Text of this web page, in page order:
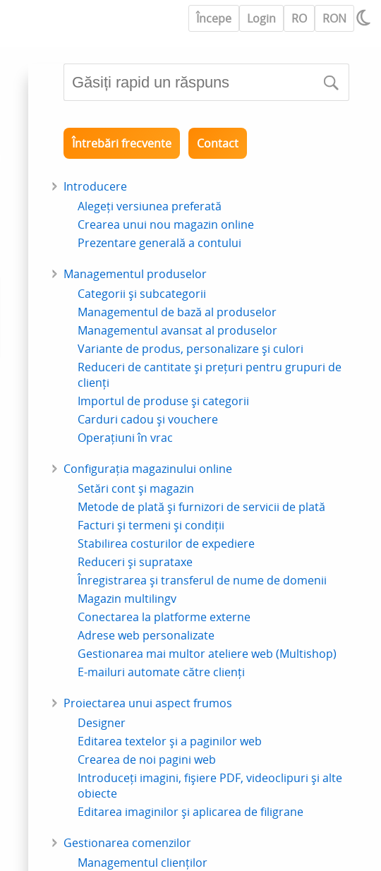
Începe Login RO RON
Întrebări frecvente Contact
Introducere
Alegeți versiunea preferată
Crearea unui nou magazin online
Prezentare generală a contului
Managementul produselor
Categorii și subcategorii
Managementul de bază al produselor
Managementul avansat al produselor
Variante de produs, personalizare și culori
Reduceri de cantitate și prețuri pentru grupuri de
clienți
Importul de produse și categorii
Carduri cadou și vouchere
Operațiuni în vrac
Configurația magazinului online
Setări cont și magazin
Metode de plată și furnizori de servicii de plată
Facturi și termeni și condiții
Stabilirea costurilor de expediere
Reduceri și suprataxe
Înregistrarea și transferul de nume de domenii
Magazin multilingv
Conectarea la platforme externe
Adrese web personalizate
Gestionarea mai multor ateliere web (Multishop)
E-mailuri automate către clienți
Proiectarea unui aspect frumos
Designer
Editarea textelor și a paginilor web
Crearea de noi pagini web
Introduceți imagini, fișiere PDF, videoclipuri și alte
obiecte
Editarea imaginilor și aplicarea de filigrane
Gestionarea comenzilor
Managementul clienților